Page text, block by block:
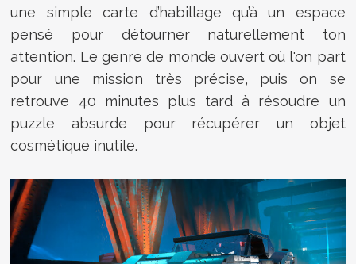
une simple carte d’habillage qu’à un espace
pensé pour détourner naturellement ton
attention. Le genre de monde ouvert où l'on part
pour une mission très précise, puis on se
retrouve 40 minutes plus tard à résoudre un
puzzle absurde pour récupérer un objet
cosmétique inutile.